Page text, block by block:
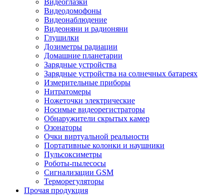
Видеоглазки
Видеодомофоны
Видеонаблюдение
Видеоняни и радионяни
Глушилки
Дозиметры радиации
Домашние планетарии
Зарядные устройства
Зарядные устройства на солнечных батареях
Измерительные приборы
Нитратомеры
Ножеточки электрические
Носимые видеорегистраторы
Обнаружители скрытых камер
Озонаторы
Очки виртуальной реальности
Портативные колонки и наушники
Пульсоксиметры
Роботы-пылесосы
Сигнализации GSM
Терморегуляторы
Прочая продукция